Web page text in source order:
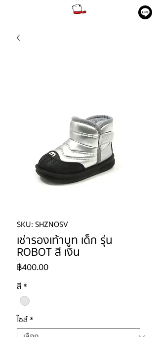
SKU: SHZNOSV
เช่ารองเท้าบูท เด็ก รุ่น
ROBOT สี เงิน
฿400.00ราคา
สี *
ไซส์ *